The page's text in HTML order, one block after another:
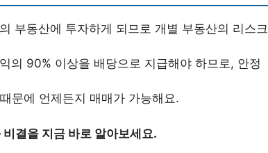
부동산에 투자하게 되므로 개별 부동산의 리스크
의 90% 이상을 배당으로 지급해야 하므로, 안정
문에 언제든지 매매가 가능해요.
결을 지금 바로 알아보세요.